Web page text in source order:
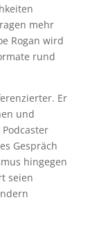
mehr
Rogan wird
rund
Er
und
Gespräch
hingegen
seien